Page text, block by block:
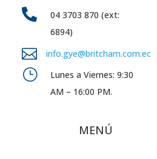

04 3703 870 (ext:
6894)
 info.gye@britcham.com.ec
}
Lunes a Viernes: 9:30
AM – 16:00 PM.
MENÚ